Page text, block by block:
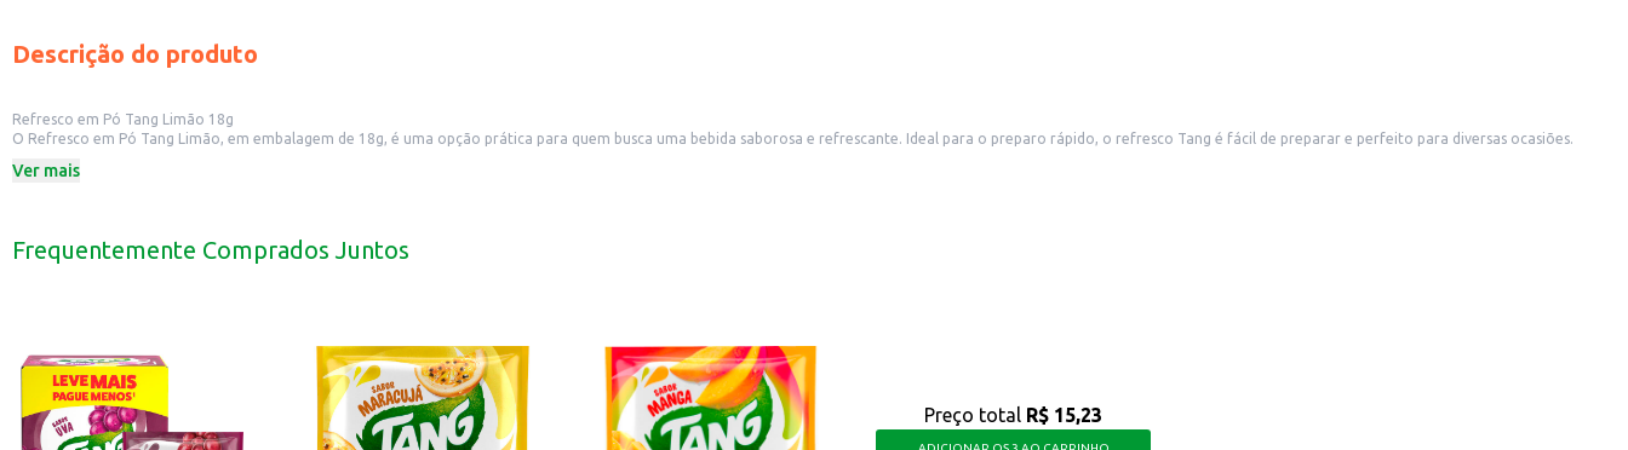
Descrição do produto
Refresco em Pó Tang Limão 18g
O Refresco em Pó Tang Limão, em embalagem de 18g, é uma opção prática para quem busca uma bebida saborosa e refrescante. Ideal para o preparo rápido, o refresco Tang é fácil de preparar e perfeito para diversas ocasiões.
Prepare para acompanhar as refeições do dia a dia.
Com o Refresco em Pó Tang Limão, você tem a praticidade de uma bebida saborosa e refrescante sempre à mão, ideal para diversos momentos.
Ver mais
Frequentemente Comprados Juntos
Preço total R$ 15,23